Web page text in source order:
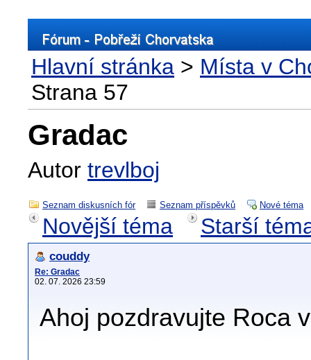
Hlavní stránka > Místa v
Strana 57
Gradac
Autor trevlboj
Seznam diskusních fór Seznam příspěvků Nové téma
Novější téma Starší
couddy
Re: Gradac
02. 07. 2026 23:59
Ahoj pozdravujte Roca